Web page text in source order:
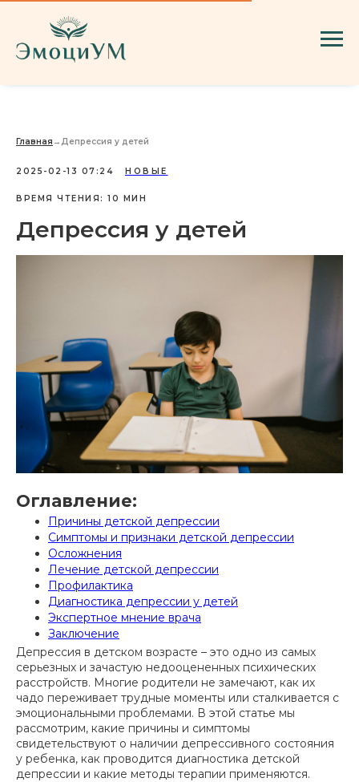
Главная →Депрессия у детей
2025-02-13 07:24 НОВЫЕ
ВРЕМЯ ЧТЕНИЯ: 10 МИН
Депрессия у детей
Оглавление:
Причины детской депрессии
Симптомы и признаки детской депрессии
Осложнения
Лечение детской депрессии
Профилактика
Диагностика депрессии у детей
Экспертное мнение врача
Заключение
Депрессия в детском возрасте – это одно из самых
серьезных и зачастую недооцененных психических
расстройств. Многие родители не замечают, как их
чадо переживает трудные моменты или сталкивается с
эмоциональными проблемами. В этой статье мы
рассмотрим, какие причины и симптомы
свидетельствуют о наличии депрессивного состояния
у ребенка, как проводится диагностика детской
депрессии и какие методы терапии применяются.